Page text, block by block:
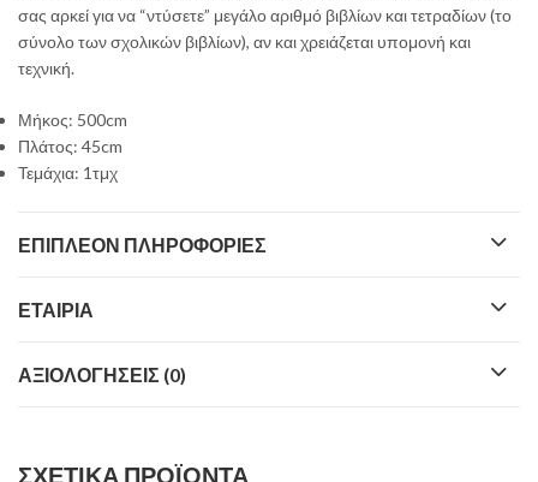
σας αρκεί για να “ντύσετε” μεγάλο αριθμό βιβλίων και τετραδίων (το
σύνολο των σχολικών βιβλίων), αν και χρειάζεται υπομονή και
τεχνική.
Μήκος: 500cm
Πλάτος: 45cm
Τεμάχια: 1τμχ
ΕΠΙΠΛΈΟΝ ΠΛΗΡΟΦΟΡΊΕΣ
ΕΤΑΙΡΊΑ
ΑΞΙΟΛΟΓΉΣΕΙΣ (0)
ΣΧΕΤΙΚΆ ΠΡΟΪΌΝΤΑ